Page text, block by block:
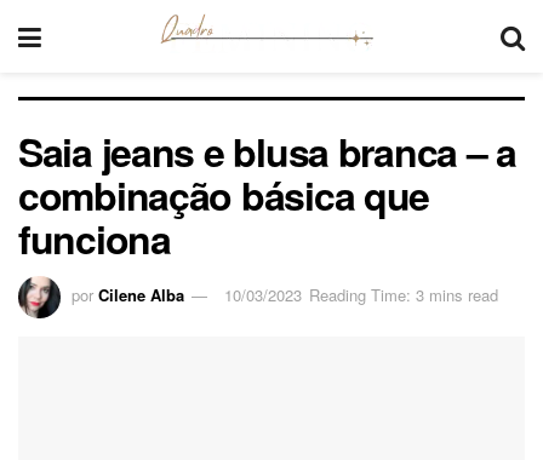
Saia jeans e blusa branca – a
combinação básica que
funciona
por Cilene Alba 10/03/2023 Reading Time: 3 mins read